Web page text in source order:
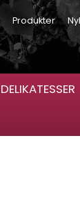
Produkter
DELIKATESSER